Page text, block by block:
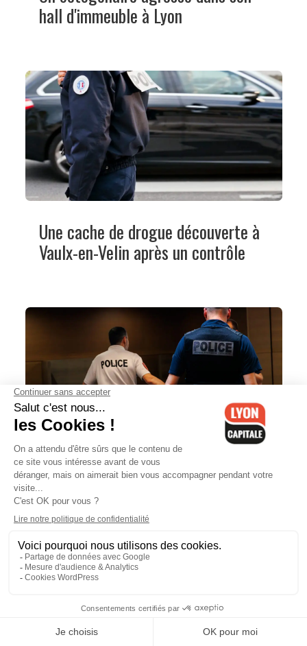
hall d'immeuble à Lyon
Une cache de drogue découverte à
Vaulx-en-Velin après un contrôle
Une femme poignardée par son
conjoint dans une boulangerie de
Bron